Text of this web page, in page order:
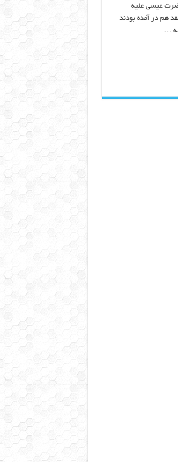
عیسی علیه
هم در آمده بودند
…